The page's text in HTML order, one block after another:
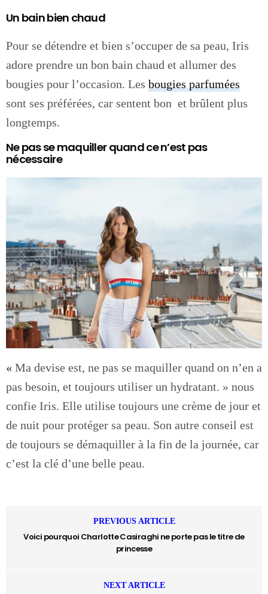
Un bain bien chaud
Pour se détendre et bien s’occuper de sa peau, Iris
adore prendre un bon bain chaud et allumer des
bougies pour l’occasion. Les bougies parfumées
sont ses préférées, car sentent bon et brûlent plus
longtemps.
Ne pas se maquiller quand ce n’est pas
nécessaire
« Ma devise est, ne pas se maquiller quand on n’en a
pas besoin, et toujours utiliser un hydratant. » nous
confie Iris. Elle utilise toujours une crème de jour et
de nuit pour protéger sa peau. Son autre conseil est
de toujours se démaquiller à la fin de la journée, car
c’est la clé d’une belle peau.
PREVIOUS ARTICLE
Voici pourquoi Charlotte Casiraghi ne porte pas le titre de
princesse
NEXT ARTICLE